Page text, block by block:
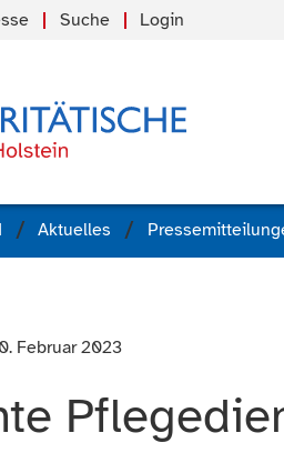
Suche Login
Aktuelles
Februar 2023